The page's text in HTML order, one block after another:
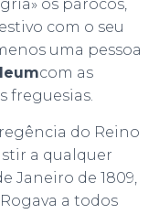
os párocos,
com o seu
uma pessoa
com as
freguesias.
do Reino
a qualquer
Janeiro de 1809,
a todos